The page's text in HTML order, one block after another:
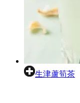
生津蘆筍茶